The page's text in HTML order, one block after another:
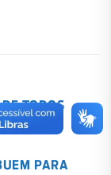
TODOS
PARA